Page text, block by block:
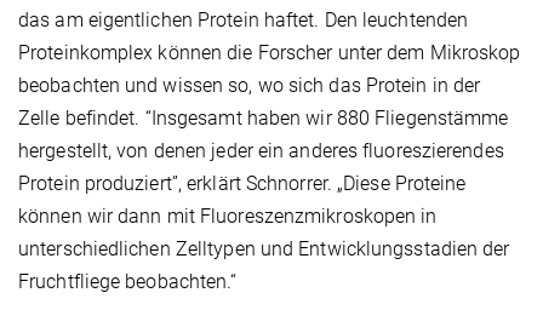
das am eigentlichen Protein haftet. Den leuchtenden
Proteinkomplex können die Forscher unter dem Mikroskop
beobachten und wissen so, wo sich das Protein in der
Zelle befindet. “Insgesamt haben wir 880 Fliegenstämme
hergestellt, von denen jeder ein anderes fluoreszierendes
Protein produziert”, erklärt Schnorrer. „Diese Proteine
können wir dann mit Fluoreszenzmikroskopen in
unterschiedlichen Zelltypen und Entwicklungsstadien der
Fruchtfliege beobachten.“